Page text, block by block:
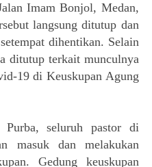
Imam Bonjol, Medan,
langsung ditutup dan
dihentikan. Selain
ditutup terkait munculnya
19 di Keuskupan Agung
Purba, seluruh pastor di
masuk dan melakukan
Gedung keuskupan